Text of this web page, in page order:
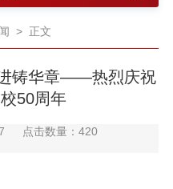
> 正文
铸华章——热烈庆祝
50周年
点击数量： 420